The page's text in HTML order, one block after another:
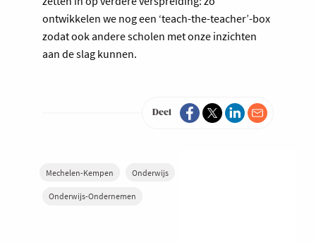
ontwikkelen we nog een ‘teach-the-teacher’-box
zodat ook andere scholen met onze inzichten
aan de slag kunnen.
Deel
Mechelen-Kempen Onderwijs
Onderwijs-Ondernemen